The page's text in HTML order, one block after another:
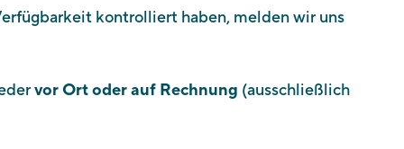
kontrolliert haben, melden wir uns
vor Ort oder auf Rechnung (ausschließlich